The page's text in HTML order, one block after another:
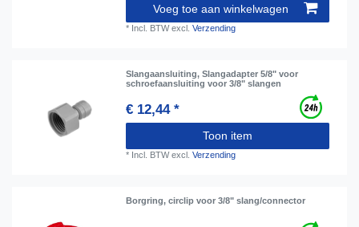
Voeg toe aan winkelwagen
* Incl. BTWexcl.Verzending
Slangaansluiting, Slangadapter 5/8" voor
schroefaansluiting voor 3/8" slangen
€ 12,44 *
Toon item
* Incl. BTWexcl.Verzending
Borgring, сirclip voor 3/8" slang/connector